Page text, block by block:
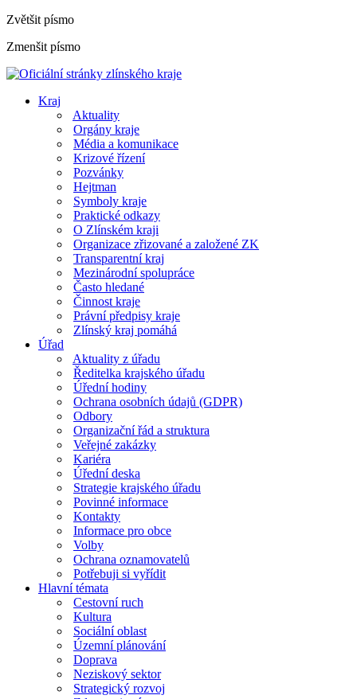
Zvětšit písmo
Zmenšit písmo
Kraj
Aktuality
Orgány kraje
Média a komunikace
Krizové řízení
Pozvánky
Hejtman
Symboly kraje
Praktické odkazy
O Zlínském kraji
Organizace zřizované a založené ZK
Transparentní kraj
Mezinárodní spolupráce
Často hledané
Činnost kraje
Právní předpisy kraje
Zlínský kraj pomáhá
Úřad
Aktuality z úřadu
Ředitelka krajského úřadu
Úřední hodiny
Ochrana osobních údajů (GDPR)
Odbory
Organizační řád a struktura
Veřejné zakázky
Kariéra
Úřední deska
Strategie krajského úřadu
Povinné informace
Kontakty
Informace pro obce
Volby
Ochrana oznamovatelů
Potřebuji si vyřídit
Hlavní témata
Cestovní ruch
Kultura
Sociální oblast
Územní plánování
Doprava
Neziskový sektor
Strategický rozvoj